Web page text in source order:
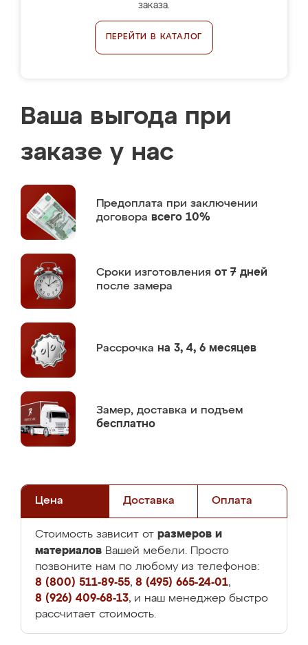
заказа.
ПЕРЕЙТИ В КАТАЛОГ
Ваша выгода при
заказе у нас
Предоплата при заключении
договора всего 10%
Сроки изготовления от 7 дней
после замера
Рассрочка на 3, 4, 6 месяцев
Замер, доставка и подъем
бесплатно
Цена Доставка Оплата
Стоимость зависит от размеров и
материалов Вашей мебели. Просто
позвоните нам по любому из телефонов:
8 (800) 511-89-55, 8 (495) 665-24-01,
8 (926) 409-68-13, и наш менеджер быстро
рассчитает стоимость.